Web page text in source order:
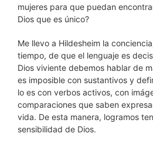
mujeres para que puedan
Dios que es único?
Me llevo a Hildesheim la
tiempo, de que el lenguaje es
Dios viviente debemos hablar de
es imposible con sustantivos y
lo es con verbos activos, con
comparaciones que saben
vida. De esta manera, logramos
sensibilidad de Dios.